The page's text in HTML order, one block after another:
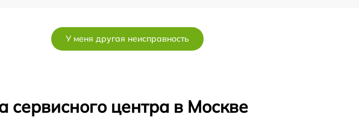
У меня другая неисправность
сервисного центра в Москве